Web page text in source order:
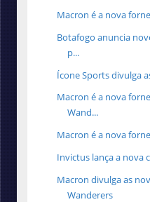
Macron é a nova
Botafogo anuncia
p...
Ícone Sports divulga
Macron é a nova
Wand...
Macron é a nova
Invictus lança a nova
Macron divulga as
Wanderers